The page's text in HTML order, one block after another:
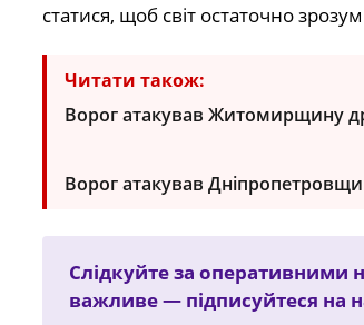
статися, щоб світ остаточно
Читати також:
Ворог атакував Житомирщину
Ворог атакував
Слідкуйте за оперативними
важливе — підписуйтеся на